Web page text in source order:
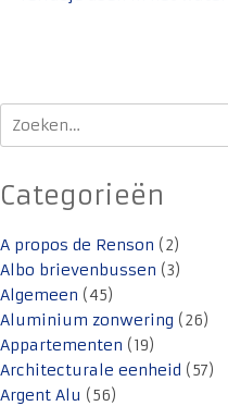
Zoeken
naar:
Categorieën
A propos de Renson (2)
Albo brievenbussen (3)
Algemeen (45)
Aluminium zonwering (26)
Appartementen (19)
Architecturale eenheid (57)
Argent Alu (56)